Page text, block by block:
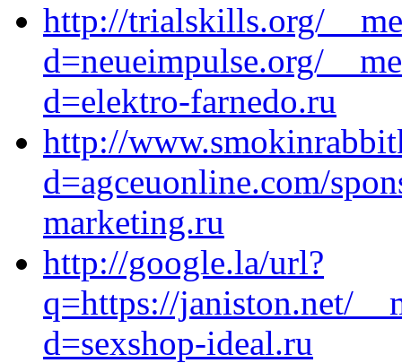
http://trialskills.org/
d=neueimpulse.org/
d=elektro-farnedo.ru
http://
d=agceuonline.com/
marketing.ru
http://google.la/url?
q=https://janiston.net/
d=sexshop-ideal.ru